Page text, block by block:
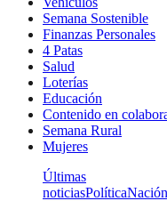
Semana Sostenible
Finanzas Personales
4 Patas
Salud
Loterías
Educación
Contenido en
Semana Rural
Mujeres
Últimas
noticiasPolíticaNación